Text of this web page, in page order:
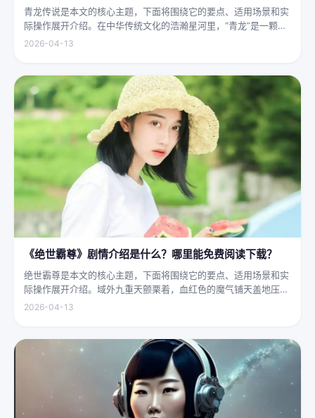
青龙传说是本文的核心主题，下面将围绕它的要点、适用场景和实
际操作展开介绍。在中华传统文化的浩瀚星河里，“青龙”是一颗璀
璨夺目的明珠，它与白虎、朱雀、玄武并称“四灵”，雄踞东方，是
2026-04-13
《绝世霸尊》剧情介绍是什么？哪里能免费阅读下载？
绝世霸尊是本文的核心主题，下面将围绕它的要点、适用场景和实
际操作展开介绍。域外九重天颤栗着，血红色的魔气铺天盖地压向
人间界最后一道防线——诛仙阵。阵中百万仙神联军已是强弩之
2026-04-13